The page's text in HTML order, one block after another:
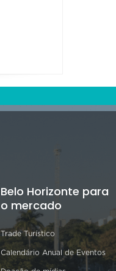
Belo Horizonte para
o mercado
Trade Turístico
Calendário Anual de Eventos